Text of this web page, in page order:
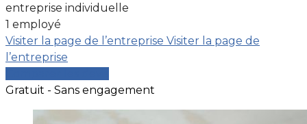
entreprise individuelle
1 employé
Visiter la page de l’entreprise Visiter la page de
l’entreprise
Gratuit - Sans engagement